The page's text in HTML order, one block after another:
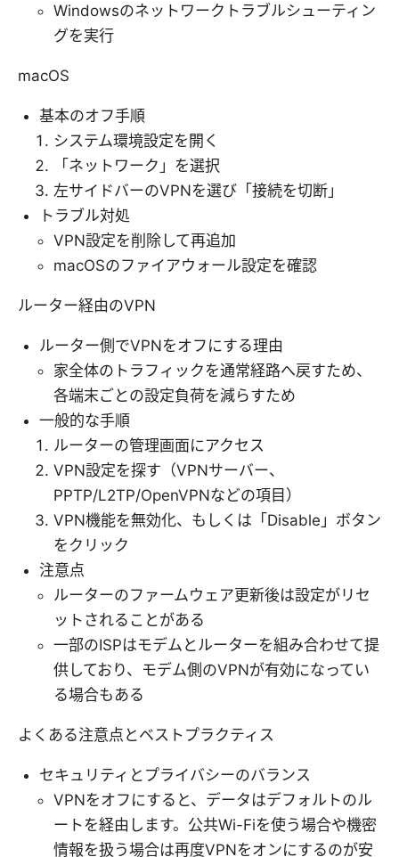
Windowsのネットワークトラブルシューティン
グを実行
macOS
基本のオフ手順
システム環境設定を開く
「ネットワーク」を選択
左サイドバーのVPNを選び「接続を切断」
トラブル対処
VPN設定を削除して再追加
macOSのファイアウォール設定を確認
ルーター経由のVPN
ルーター側でVPNをオフにする理由
家全体のトラフィックを通常経路へ戻すため、
各端末ごとの設定負荷を減らすため
一般的な手順
ルーターの管理画面にアクセス
VPN設定を探す（VPNサーバー、
PPTP/L2TP/OpenVPNなどの項目）
VPN機能を無効化、もしくは「Disable」ボタン
をクリック
注意点
ルーターのファームウェア更新後は設定がリセ
ットされることがある
一部のISPはモデムとルーターを組み合わせて提
供しており、モデム側のVPNが有効になってい
る場合もある
よくある注意点とベストプラクティス
セキュリティとプライバシーのバランス
VPNをオフにすると、データはデフォルトのル
ートを経由します。公共Wi-Fiを使う場合や機密
情報を扱う場合は再度VPNをオンにするのが安